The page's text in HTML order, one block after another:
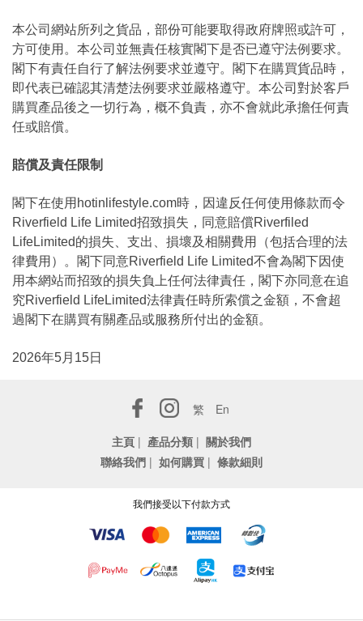
本公司網站所列之貨品，部份可能要取得政府牌照或許可，
方可使用。本公司並無責任核實閣下是否已遵守法例要求。
閣下有責任自行了解法例要求並遵守。閣下在購買貨品時，
即代表已確認其清楚法例要求並嚴格遵守。本公司對於客戶
購買產品後之一切行為，概不負責，亦不會就此承擔任何責
任或賠償。
賠償及責任限制
閣下在使用hotinlifestyle.com時，因違反任何使用條款而令
Riverfield Life Limited招致損失，同意賠償Riverfiled
LifeLimited的損失、支出、損壞及相關費用（包括合理的法
律費用）。閣下同意Riverfield Life Limited不會為閣下因使
用本網站而招致的損失負上任何法律責任，閣下亦同意在追
究Riverfield LifeLimited法律責任時所索償之金額，不會超
過閣下在購買有關產品或服務所付出的金額。
2026年5月15日
繁
En
主頁 | 產品分類 | 關於我們
聯絡我們 | 如何購買 | 條款細則
我們接受以下付款方式